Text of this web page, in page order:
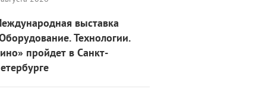
выставка
Технологии.
пройдет в Санкт-